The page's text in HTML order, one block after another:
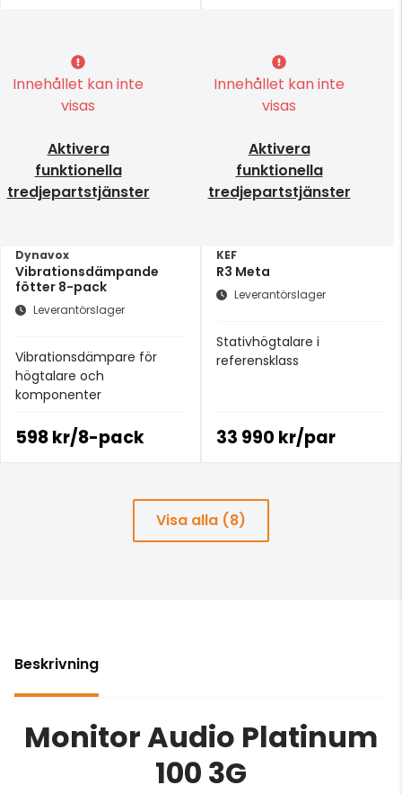
Innehållet kan inte
visas
Aktivera
funktionella
tredjepartstjänster
Dynavox
Vibrationsdämpande
fötter 8-pack
Leverantörslager
Vibrationsdämpare för
högtalare och
komponenter
598 kr/8-pack
Innehållet kan inte
visas
Aktivera
funktionella
tredjepartstjänster
KEF
R3 Meta
Leverantörslager
Stativhögtalare i
referensklass
33 990 kr/par
Visa alla (8)
Beskrivning
Monitor Audio Platinum
100 3G